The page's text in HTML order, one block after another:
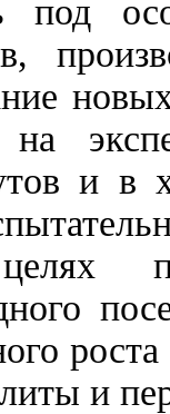
под
и в
и